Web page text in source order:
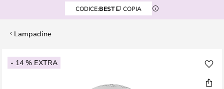
CODICE:BEST COPIA
Lampadine
- 14 % EXTRA
Vai
alla